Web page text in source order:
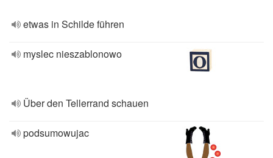
etwas in Schilde führen
myslec nieszablonowo
Über den Tellerrand schauen
podsumowujac